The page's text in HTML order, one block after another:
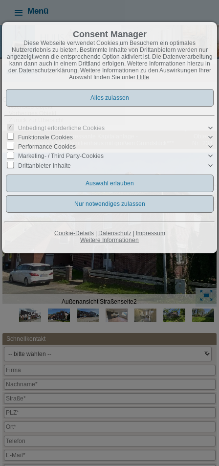
Menü
Immobilien Häuser Exposé
Nächstes Objekt
Rehburg-Loccum: ***Interessante Kapitalanlage -
Einfamilienhaus + Mehrfamilienhaus mit großem Grundstück***
Objekt-
Außenansicht Straßenseite2
Schnellkontakt
Consent Manager
Diese Webseite verwendet Cookies,um Besuchern ein optimales
Nutzererlebnis zu bieten. Bestimmte Inhalte von Drittanbietern werden nur
angezeigt,wenn die entsprechende Option aktiviert ist. Die Datenverarbeitung
kann dann auch in einem Drittland erfolgen. Weitere Informationen hierzu in
der Datenschutzerklärung. Weitere Informationen zu den Auswirkungen Ihrer
Auswahl finden Sie unter Hilfe.
Unbedingt erforderliche Cookies
Funktionale Cookies
Performance Cookies
Marketing- / Third Party-Cookies
Drittanbieter-Inhalte
Cookie-Details| Datenschutz| Impressum
Weitere Informationen